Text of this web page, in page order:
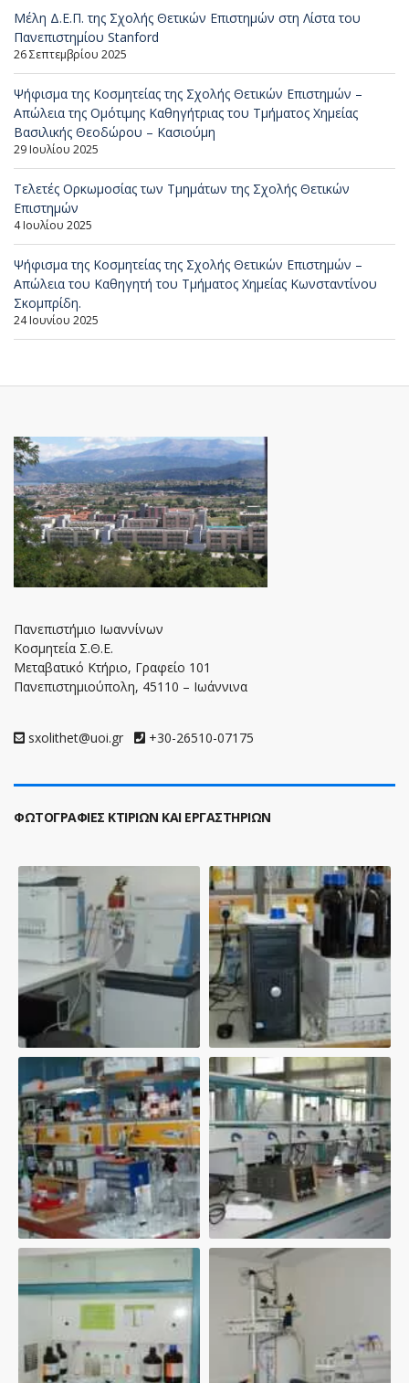
Μέλη Δ.Ε.Π. της Σχολής Θετικών Επιστημών στη Λίστα του
Πανεπιστημίου Stanford
26 Σεπτεμβρίου 2025
Ψήφισμα της Κοσμητείας της Σχολής Θετικών Επιστημών –
Απώλεια της Ομότιμης Καθηγήτριας του Τμήματος Χημείας
Βασιλικής Θεοδώρου – Κασιούμη
29 Ιουλίου 2025
Τελετές Ορκωμοσίας των Τμημάτων της Σχολής Θετικών
Επιστημών
4 Ιουλίου 2025
Ψήφισμα της Κοσμητείας της Σχολής Θετικών Επιστημών –
Απώλεια του Καθηγητή του Τμήματος Χημείας Κωνσταντίνου
Σκομπρίδη.
24 Ιουνίου 2025
Πανεπιστήμιο Ιωαννίνων
Κοσμητεία Σ.Θ.Ε.
Μεταβατικό Κτήριο, Γραφείο 101
Πανεπιστημιούπολη, 45110 – Ιωάννινα
sxolithet@uoi.gr +30-26510-07175
ΦΩΤΟΓΡΑΦΙΕΣ ΚΤΙΡΙΩΝ ΚΑΙ ΕΡΓΑΣΤΗΡΙΩΝ